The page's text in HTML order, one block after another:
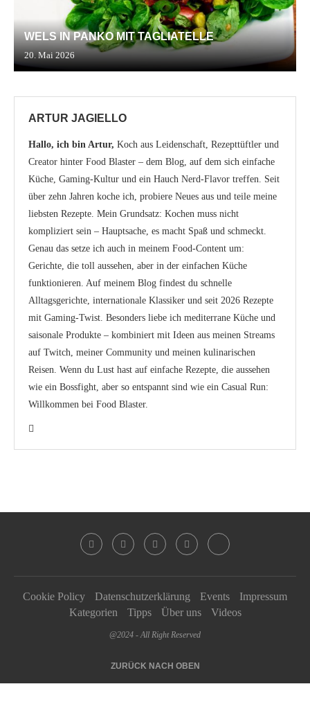
WELS IN PANKO MIT TAGLIATELLE
20. Mai 2026
ARTUR JAGIELLO
Hallo, ich bin Artur, Koch aus Leidenschaft, Rezepttüftler und
Creator hinter Food Blaster – dem Blog, auf dem sich einfache
Küche, Gaming-Kultur und ein Hauch Nerd-Flavor treffen. Seit
über zehn Jahren koche ich, probiere Neues aus und teile meine
liebsten Rezepte. Mein Grundsatz: Kochen muss nicht
kompliziert sein – Hauptsache, es macht Spaß und schmeckt.
Genau das setze ich auch in meinem Food-Content um:
Gerichte, die toll aussehen, aber in der einfachen Küche
funktionieren. Auf meinem Blog findest du schnelle
Alltagsgerichte, internationale Klassiker und seit 2026 Rezepte
mit Gaming-Twist. Besonders liebe ich mediterrane Küche und
saisonale Produkte – kombiniert mit Ideen aus meinen Streams
auf Twitch, meiner Community und meinen kulinarischen
Reisen. Wenn du Lust hast auf einfache Rezepte, die aussehen
wie ein Bossfight, aber so entspannt sind wie ein Casual Run:
Willkommen bei Food Blaster.
Cookie Policy Datenschutzerklärung Events
Impressum
Kategorien
Tipps Über uns Videos
@2024 - All Right Reserved
ZURÜCK NACH OBEN